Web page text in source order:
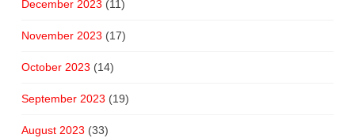
December 2023 (11)
November 2023 (17)
October 2023 (14)
September 2023 (19)
August 2023 (33)